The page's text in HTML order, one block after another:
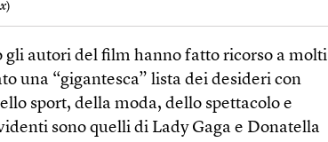
)
gli autori del film hanno fatto ricorso a molti
una “gigantesca” lista dei desideri con
sport, della moda, dello spettacolo e
sono quelli di Lady Gaga e Donatella